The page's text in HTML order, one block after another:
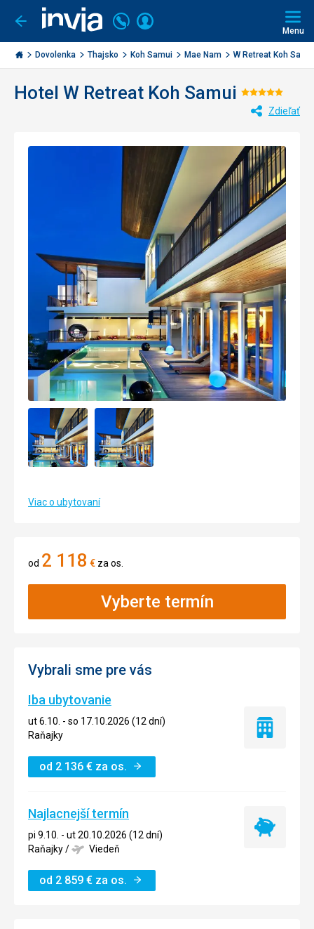
Ísť
späť
Invia.sk
Volajte
+421
2
3221
Prihlásiť
Menu
Dovolenka Thajsko Koh Samui Mae Nam W Retreat Koh
Hotel W Retreat Koh Samui
5/5
Zdieľať
Viac o ubytovaní
od 2 118 € za os.
Vyberte termín
Vybrali sme pre vás
Iba ubytovanie
ut 6.10. - so 17.10.2026 (12 dní)
Raňajky
od 2 136 € za os.
Iba
Najlacnejší termín
pi 9.10. - ut 20.10.2026 (12 dní)
Raňajky/ Viedeň
od 2 859 € za os.
Najlacnejší